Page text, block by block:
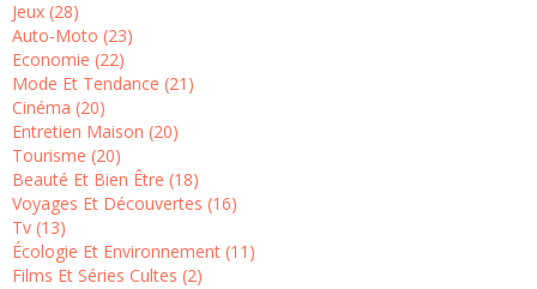
Jeux (28)
Auto-Moto (23)
Economie (22)
Mode Et Tendance (21)
Cinéma (20)
Entretien Maison (20)
Tourisme (20)
Beauté Et Bien Être (18)
Voyages Et Découvertes (16)
Tv (13)
Écologie Et Environnement (11)
Films Et Séries Cultes (2)